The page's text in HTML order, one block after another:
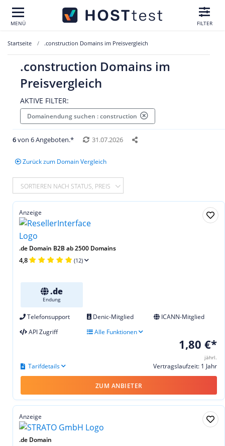
MENÜ FILTER
Startseite .construction Domains im Preisvergleich
.construction Domains im
Preisvergleich
AKTIVE FILTER:
Domainendung suchen : construction
6von 6 Angeboten.* 31.07.2026
Zurück zum Domain Vergleich
SORTIEREN NACH STATUS, PREIS
Anzeige
.de Domain B2B ab 2500 Domains
4,8 (12)
.de
Endung
Telefonsupport Denic-Mitglied
ICANN-Mitglied
API Zugriff
Alle Funktionen
1,80 €*
jährl.
Vertragslaufzeit: 1 Jahr
Tarifdetails
ZUM ANBIETER
Anzeige
.de Domain